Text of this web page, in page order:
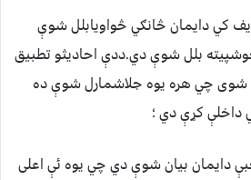
کي دايمان څانګي څواويابلل شوې
بلل شوې دي.ددې احاديثو تطبيق
چي هره يوه جلاشمارل شوې ده
داخلې کړې دي ؛
دايمان بيان شوې دي چي يوه ئې اعلی